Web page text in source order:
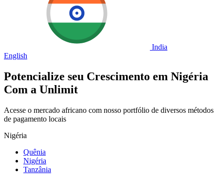
India
English
Potencialize seu Crescimento em Nigéria
Com a Unlimit
Acesse o mercado africano com nosso portfólio de diversos métodos
de pagamento locais
Nigéria
Quênia
Nigéria
Tanzânia